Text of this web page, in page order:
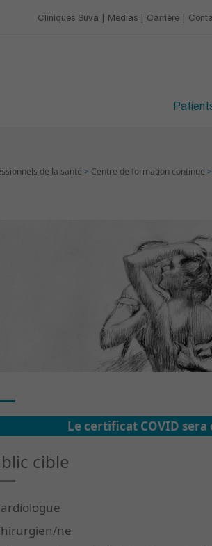
Cliniques Suva Medias Carrière
de la santé > Centre de formation continue >
Le certificat COVID
cible
ne